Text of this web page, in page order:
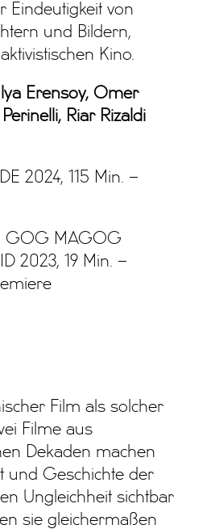
Eindeutigkeit von
und Bildern,
Kino.
Erensoy, Omer
Riar Rizaldi
2024, 115 Min. –
GOG MAGOG
2023, 19 Min. –
Film als solcher
Filme aus
Dekaden machen
und Geschichte der
Ungleichheit sichtbar
sie gleichermaßen